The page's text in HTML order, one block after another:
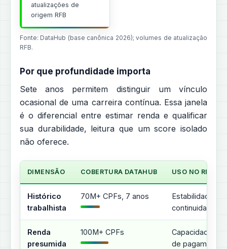
atualizações de
origem RFB
Fonte: DataHub (base canônica 2026); volumes de atualização
RFB.
Por que profundidade importa
Sete anos permitem distinguir um vínculo
ocasional de uma carreira contínua. Essa janela
é o diferencial entre estimar renda e qualificar
sua durabilidade, leitura que um score isolado
não oferece.
DIMENSÃO COBERTURA DATAHUB USO NO RISCO
Histórico
trabalhista
70M+ CPFs, 7 anos
Estabilidade e
continuidade
Renda
presumida
100M+ CPFs
Capacidade
de pagamento